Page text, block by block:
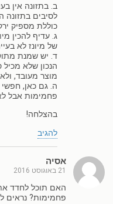
ב. בתזונה אין
לסיבים בתזונה
כוללת מספיק
ג. עדיף להכין
של מיונז לא
ד. יש שמנת
הנכון שלא
מוצר מעובד,
ה. גם כאן,
פחמימות אבל
בהצלחה!
להגיב
אסיה
21 באוגוסט 2016
האם תוכל לחדד
פחמימות? נראים